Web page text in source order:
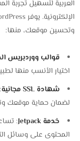
العربية لتسهيل تجربة
وتحسين موقعك، منها:
قوالب ووردبريس
اختيار الأنسب منها
شهادة SSL مجانية
لضمان حماية موقعك
خدمة Jetpack
:
المحتوى على وسائل